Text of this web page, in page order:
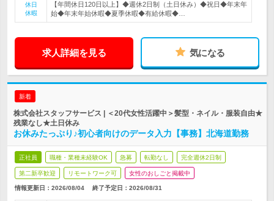
休日
休暇
【年間休日120日以上】◆週休2日制（土日休み）◆祝日◆年末年
始◆年末年始休暇◆夏季休暇◆有給休暇◆…
求人詳細を見る 気になる
新着
株式会社スタッフサービス | ＜20代女性活躍中＞髪型・ネイル・服装自由★
残業なし★土日休み
お休みたっぷり♪初心者向けのデータ入力【事務】北海道勤務
正社員 職種・業種未経験OK 急募 転勤なし 完全週休2日制
第二新卒歓迎 リモートワーク可 女性のおしごと掲載中
情報更新日：2026/08/04 終了予定日： 2026/08/31